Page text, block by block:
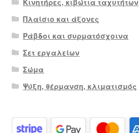
Πλαίσιο και άξονες
Ράβδοι και συρματόσχοινα
Σετ εργαλείων
Σώμα
Ψύξη, θέρμανση, κλιματισμός